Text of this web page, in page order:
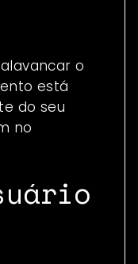
o
está
do seu
no